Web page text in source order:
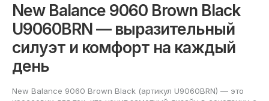
New Balance 9060 Brown Black
U9060BRN — выразительный
силуэт и комфорт на каждый
день
New Balance 9060 Brown Black (артикул U9060BRN) — это